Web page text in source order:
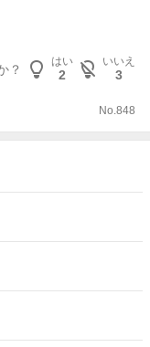
？
はい
2
いいえ
3
No. 848